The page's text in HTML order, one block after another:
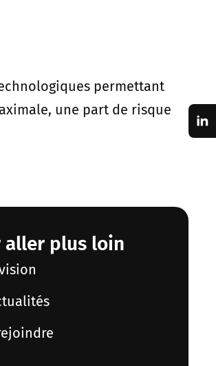
permettant
une part de risque
aller plus loin